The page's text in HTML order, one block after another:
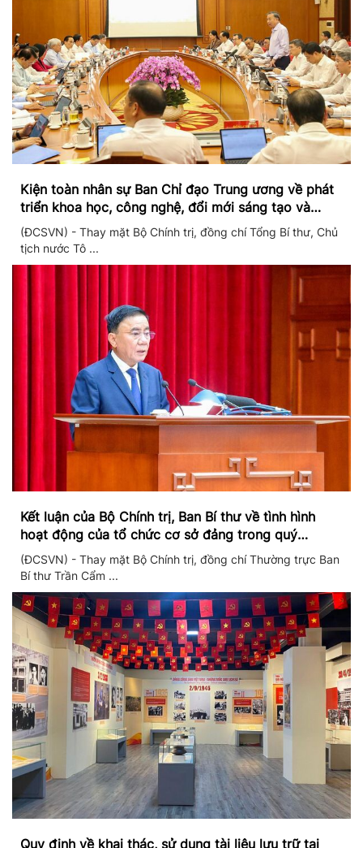
Kiện toàn nhân sự Ban Chỉ đạo Trung ương về phát
triển khoa học, công nghệ, đổi mới sáng tạo và
chuyển đổi số
(ĐCSVN) - Thay mặt Bộ Chính trị, đồng chí Tổng Bí thư, Chủ
tịch nước Tô ...
Kết luận của Bộ Chính trị, Ban Bí thư về tình hình
hoạt động của tổ chức cơ sở đảng trong quý
II/2026
(ĐCSVN) - Thay mặt Bộ Chính trị, đồng chí Thường trực Ban
Bí thư Trần Cẩm ...
Quy định về khai thác, sử dụng tài liệu lưu trữ tại